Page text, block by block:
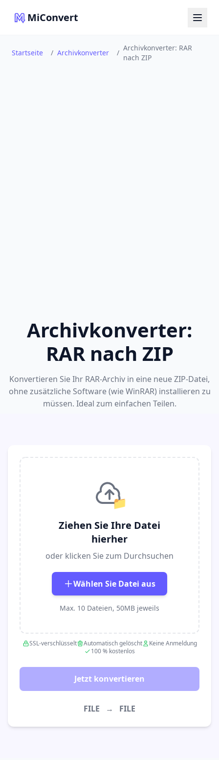
MiConvert
Startseite / Archivkonverter /
Archivkonverter: RAR
nach ZIP
Archivkonverter:
RAR nach ZIP
Konvertieren Sie Ihr RAR-Archiv in eine neue ZIP-Datei,
ohne zusätzliche Software (wie WinRAR) installieren zu
müssen. Ideal zum einfachen Teilen.
📁
Ziehen Sie Ihre Datei
hierher
oder klicken Sie zum Durchsuchen
Wählen Sie Datei aus
Max. 10 Dateien, 50MB jeweils
SSL-verschlüsselt Automatisch gelöscht
Keine Anmeldung
100 % kostenlos
Jetzt konvertieren
FILE → FILE